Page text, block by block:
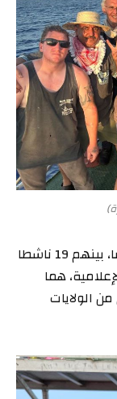
والسفينة كانت تحمل على متنها 21 شخصا، بينهم 19 ناشطا
هما
الولايات